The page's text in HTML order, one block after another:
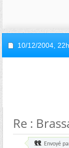
10/12/2004,
Re :
Envoyé